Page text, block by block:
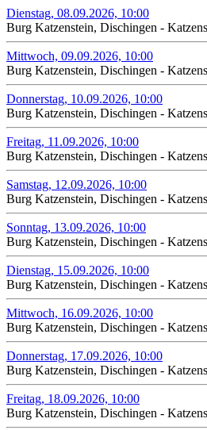
Dienstag, 08.09.2026, 10:00
Burg Katzenstein, Dischingen -
Mittwoch, 09.09.2026, 10:00
Burg Katzenstein, Dischingen -
Donnerstag, 10.09.2026, 10:00
Burg Katzenstein, Dischingen -
Freitag, 11.09.2026, 10:00
Burg Katzenstein, Dischingen -
Samstag, 12.09.2026, 10:00
Burg Katzenstein, Dischingen -
Sonntag, 13.09.2026, 10:00
Burg Katzenstein, Dischingen -
Dienstag, 15.09.2026, 10:00
Burg Katzenstein, Dischingen -
Mittwoch, 16.09.2026, 10:00
Burg Katzenstein, Dischingen -
Donnerstag, 17.09.2026, 10:00
Burg Katzenstein, Dischingen -
Freitag, 18.09.2026, 10:00
Burg Katzenstein, Dischingen -